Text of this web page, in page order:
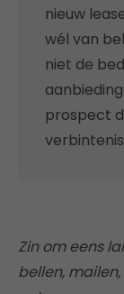
nieuw
wél van
niet de
prospect
Zin om eens
bellen,